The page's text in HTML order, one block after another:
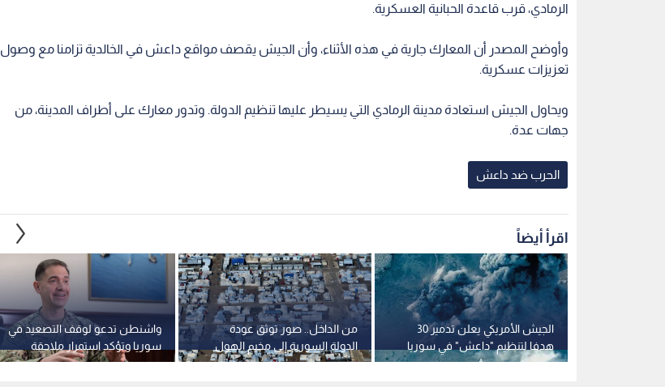
الرمادي، قرب قاعدة الحبانية العسكرية.
وأوضح المصدر أن المعارك جارية في هذه الأثناء، وأن الجيش يقصف مواقع داعش في الخالدية تزامنا مع وصول
تعزيزات عسكرية.
ويحاول الجيش استعادة مدينة الرمادي التي يسيطر عليها تنظيم الدولة. وتدور معارك على أطراف المدينة، من
جهات عدة.
الحرب ضد داعش
اقرأ أيضاً
واشنطن تدعو لوقف التصعيد في
سوريا وتؤكد استمرار ملاحقة
"داعش"
من الداخل.. صور توثق عودة
الدولة السورية إلى مخيم الهول
الجيش الأمريكي يعلن تدمير 30
هدفا لتنظيم "داعش" في سوريا